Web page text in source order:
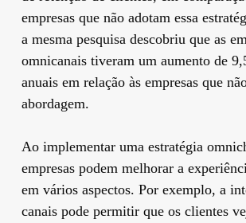
empresas que não adotam essa
a mesma pesquisa descobriu que as
omnicanais tiveram um aumento de
anuais em relação às empresas que
abordagem.
Ao implementar uma estratégia
empresas podem melhorar a
em vários aspectos. Por exemplo, a
canais pode permitir que os clientes